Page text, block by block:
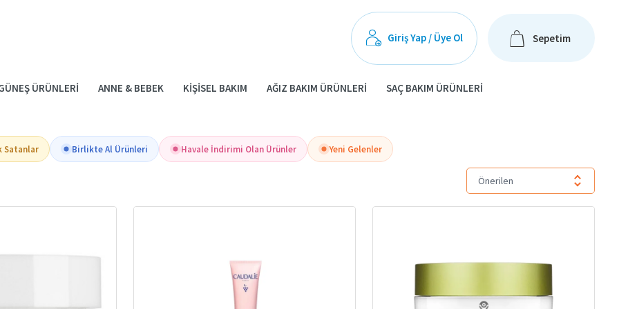
Giriş Yap / Üye Ol Sepetim
ÜRÜNLERI ANNE & BEBEK KIŞISEL BAKIM AĞIZ BAKIM ÜRÜNLERI SAÇ BAKIM ÜRÜNLERI
yüz kremleri, cildinizi nemlendirmek, beslemek ve korumak için özenle seçilmiş özel formüllere sahiptir. Günlük cilt bakım rutininizin
güneş ışınları, hava kirliliği, rüzgar ve stres gibi dış etkenler nedeniyle nem kaybeder. Düzenli olarak yüz kremi kullanmak, cildin nem dengesini
Satanlar Birlikte Al Ürünleri Havale İndirimi Olan Ürünler Yeni Gelenler
Önerilen